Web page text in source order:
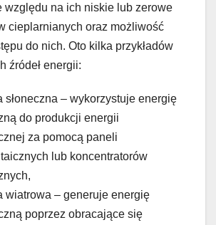
względu na ich niskie lub zerowe
cieplarnianych oraz możliwość
do nich. Oto kilka przykładów
źródeł energii:
słoneczna – wykorzystuje energię
do produkcji energii
za pomocą paneli
lub koncentratorów
wiatrowa – generuje energię
poprzez obracające się